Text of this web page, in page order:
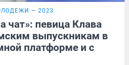
— 2023
чат»: певица Клава
выпускникам в
платформе и с